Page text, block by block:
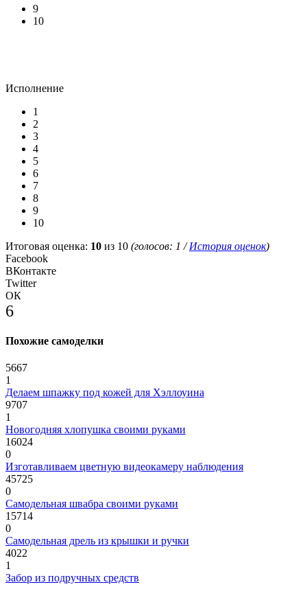
9
10
Исполнение
1
2
3
4
5
6
7
8
9
10
Итоговая оценка: 10 из 10 (голосов: 1 /История оценок)
Facebook
ВКонтакте
Twitter
ОК
6
Похожие самоделки
5667
1
Делаем шпажку под кожей для Хэллоуина
9707
1
Новогодняя хлопушка своими руками
16024
0
Изготавливаем цветную видеокамеру наблюдения
45725
0
Самодельная швабра своими руками
15714
0
Самодельная дрель из крышки и ручки
4022
1
Забор из подручных средств